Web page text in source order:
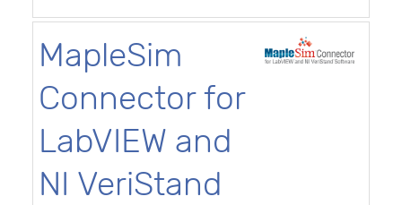
MapleSim
Connector for
LabVIEW and
NI VeriStand